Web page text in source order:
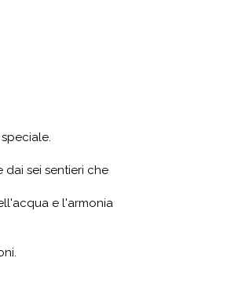
sei sentieri che
e l'armonia